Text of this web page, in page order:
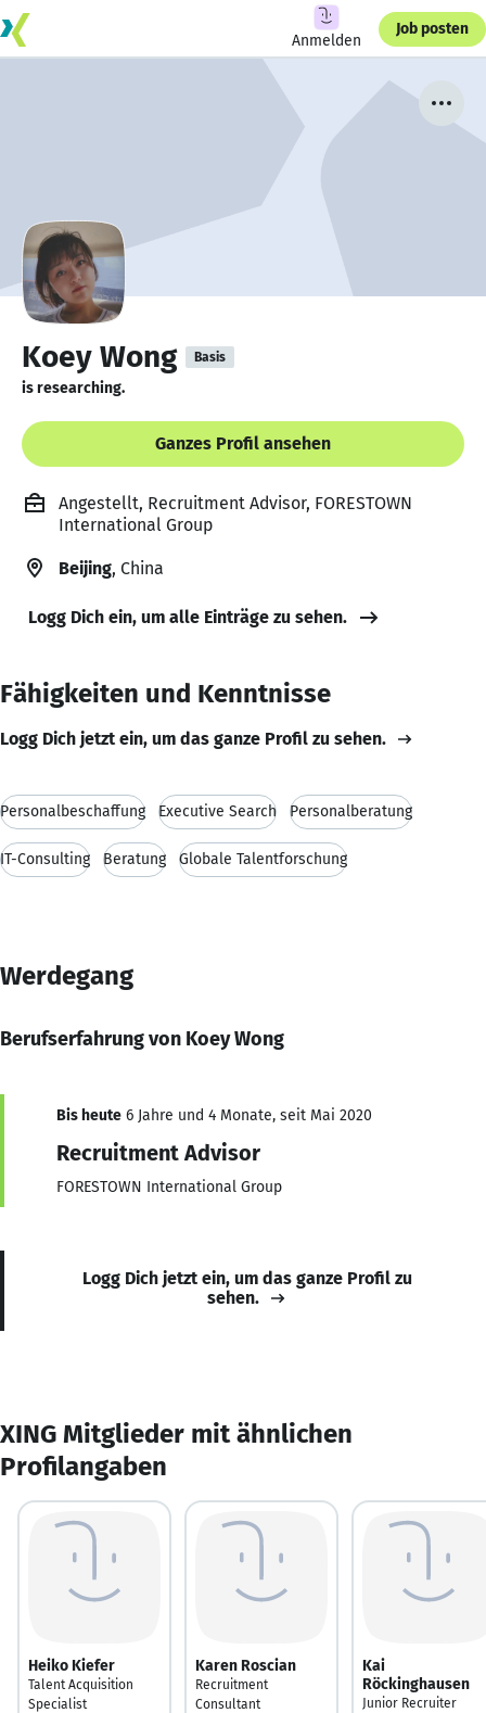
Anmelden
Job posten
Koey Wong Basis
is researching.
Ganzes Profil ansehen
Angestellt, Recruitment Advisor, FORESTOWN
International Group
Beijing, China
Logg Dich ein, um alle Einträge zu sehen.
Fähigkeiten und Kenntnisse
Logg Dich jetzt ein, um das ganze Profil zu sehen.
Personalbeschaffung Executive Search Personalberatung
IT-Consulting Beratung Globale Talentforschung
Werdegang
Berufserfahrung von Koey Wong
Bis heute 6 Jahre und 4 Monate, seit Mai 2020
Recruitment Advisor
FORESTOWN International Group
Logg Dich jetzt ein, um das ganze Profil zu
sehen.
XING Mitglieder mit ähnlichen
Profilangaben
Heiko Kiefer
Talent Acquisition
Specialist
Karen Roscian
Recruitment
Consultant
Kai
Röckinghausen
Junior Recruiter